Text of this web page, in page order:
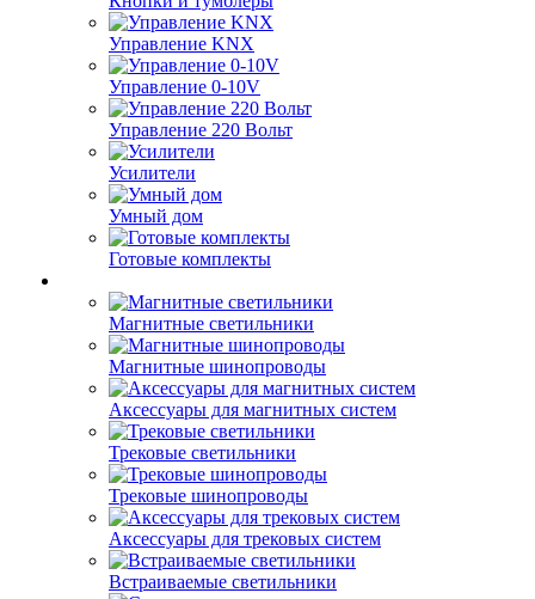
Управление KNX
Управление 0-10V
Управление 220 Вольт
Усилители
Умный дом
Готовые комплекты
Магнитные светильники
Магнитные шинопроводы
Аксессуары для магнитных систем
Трековые светильники
Трековые шинопроводы
Аксессуары для трековых систем
Встраиваемые светильники